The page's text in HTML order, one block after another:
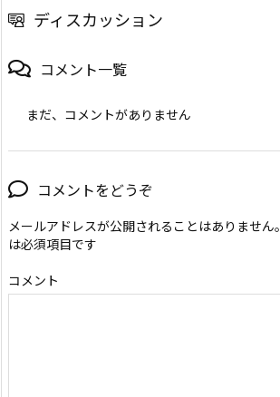
ディスカッション
コメント一覧
まだ、コメントがありません
コメントをどうぞ
メールアドレスが公開されることはありません。
は必須項目です
コメント